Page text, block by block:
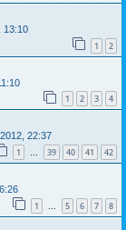
13:10
1 2
1 2 3 4
22:37
1 … 39 40 41 42
1 … 5 6 7 8